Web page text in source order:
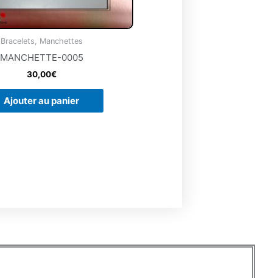
Bracelets, Manchettes
MANCHETTE-0005
30,00€
Ajouter au panier